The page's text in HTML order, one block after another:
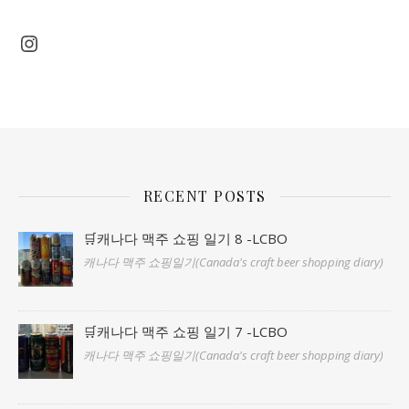
Instagram
RECENT POSTS
🛒캐나다 맥주 쇼핑 일기 8 -LCBO
캐나다 맥주 쇼핑일기(Canada's craft beer shopping diary)
🛒캐나다 맥주 쇼핑 일기 7 -LCBO
캐나다 맥주 쇼핑일기(Canada's craft beer shopping diary)